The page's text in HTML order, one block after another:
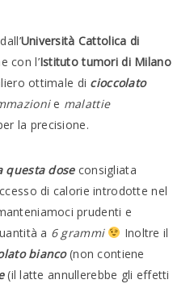
Università Cattolica di
con l’Istituto tumori di Milano
ottimale di cioccolato
e malattie
la precisione.
questa doseconsigliata
di calorie introdotte nel
prudenti e
a 6 grammi
Inoltre il
bianco(non contiene
(il latte annullerebbe gli effetti